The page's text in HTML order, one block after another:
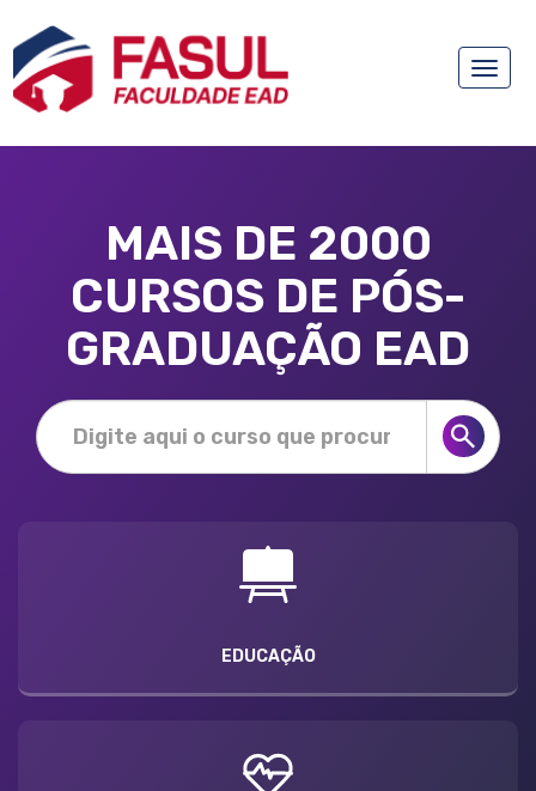
Toggle
MAIS DE 2000
CURSOS DE PÓS-
GRADUAÇÃO EAD
EDUCAÇÃO